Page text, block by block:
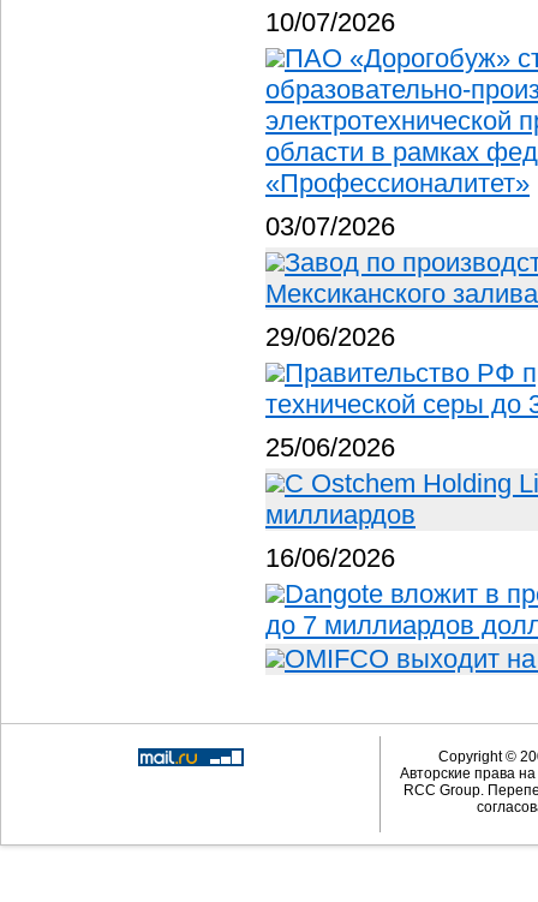
10/07/2026
ПАО «Дорогобуж»
образовательно-
области в рамках
«Профессионалитет»
03/07/2026
Завод по
Мексиканского
29/06/2026
Правительство РФ
технической серы до
25/06/2026
С Ostchem Holding
миллиардов
16/06/2026
Dangote вложит в
до 7 миллиардов
OMIFCO выходит
Copyright ©
Авторские права
RCC Group.